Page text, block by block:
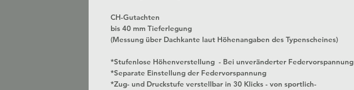
CH-Gutachten
bis 40 mm Tieferlegung
(Messung über Dachkante laut Höhenangaben des Typenscheines)
*Stufenlose Höhenverstellung - Bei unveränderter Federvorspannung
*Separate Einstellung der Federvorspannung
*Zug- und Druckstufe verstellbar in 30 Klicks - von sportlich-